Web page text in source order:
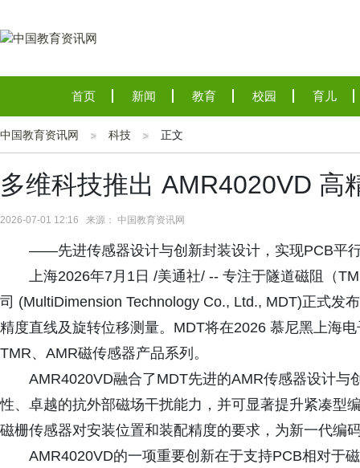
首页 新闻 教育 校园 育儿
中国教育资讯网 科技 正文
多维科技推出 AMR4020VD 高
2026-07-01 12:16 来源： 中国教育资讯网
——先进传感器设计与创新封装设计，实现PCB平
上海2026年7月1日 /美通社/ -- 专注于隧道磁阻（
司 (MultiDimension Technology Co., Ltd., MDT)正式发
精度直线及旋转位移测量。MDT将在2026 慕尼黑上海
TMR、AMR磁传感器产品系列。
AMR4020VD融合了MDT先进的AMR传感器设计
性、卓越的抗外部磁场干扰能力，并可显著提升紧凑型
磁栅传感器对安装位置和装配精度的要求，为新一代编
AMR4020VD的一项重要创新在于支持PCB相对于